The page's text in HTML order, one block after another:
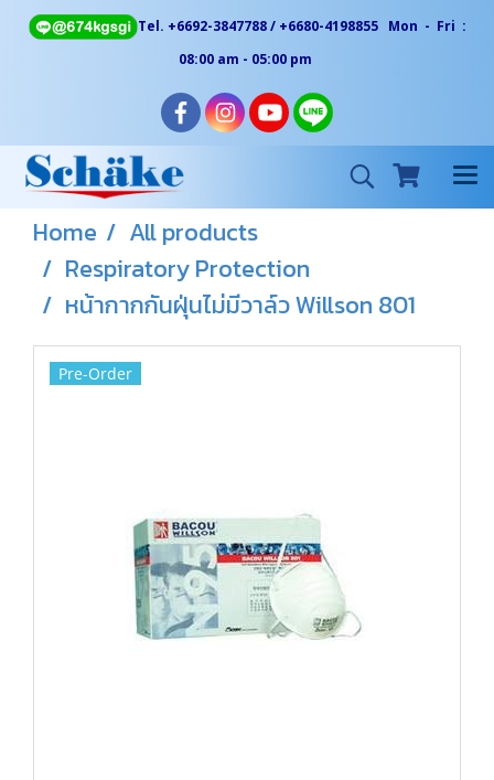
Tel. +6692-3847788 / +6680-4198855 Mon - Fri :
08:00 am - 05:00 pm
Home
All products
Respiratory Protection
หน้ากากกันฝุ่นไม่มีวาล์ว Willson 801
Pre-Order